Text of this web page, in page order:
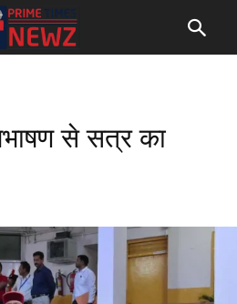
से सत्र का